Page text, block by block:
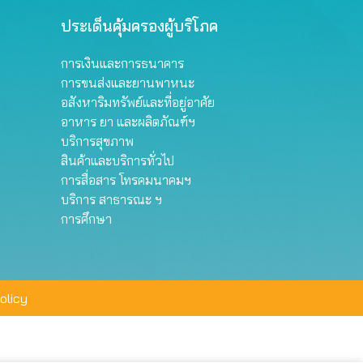
ประเด็นคุ้มครองผู้บริโภค
การเงินและการธนาคาร
การขนส่งและยานพาหนะ
อสังหาริมทรัพย์และที่อยู่อาศัย
อาหาร ยา และผลิตภัณฑ์ฯ
บริการสุขภาพ
สินค้าและบริการทั่วไป
การสื่อสาร โทรคมนาคมฯ
บริการ สาธารณะ ฯ
การศึกษา